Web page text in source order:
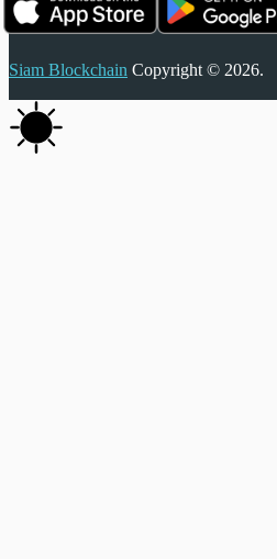
Siam Blockchain Copyright © 2026.